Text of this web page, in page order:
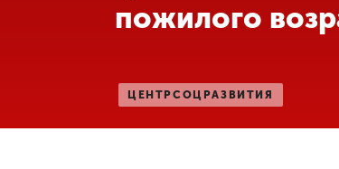
Международная
деятельность
Другие виды
деятельности
пожилого
ЦЕНТРСОЦРАЗВИТИЯ